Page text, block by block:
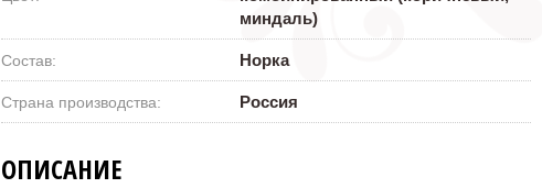
миндаль)
Состав: Норка
Страна производства: Россия
ОПИСАНИЕ